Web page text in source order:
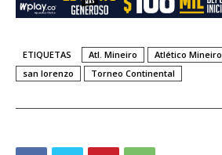
ETIQUETAS Atl. Mineiro Atlético Mineiro
san lorenzo
Torneo Continental